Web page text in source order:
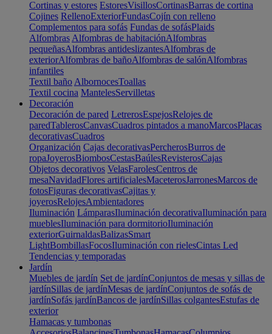
Cortinas y estores EstoresVisillosCortinasBarras de cortina
Cojines RellenoExteriorFundasCojín con relleno
Complementos para sofás Fundas de sofásPlaids
Alfombras Alfombras de habitaciónAlfombras
pequeñasAlfombras antideslizantesAlfombras de
exteriorAlfombras de bañoAlfombras de salónAlfombras
infantiles
Textil baño AlbornocesToallas
Textil cocina MantelesServilletas
Decoración
Decoración de pared LetrerosEspejosRelojes de
paredTablerosCanvasCuadros pintados a manoMarcosPlacas
decorativasCuadros
Organización Cajas decorativasPercherosBurros de
ropaJoyerosBiombosCestasBaúlesRevisterosCajas
Objetos decorativos VelasFarolesCentros de
mesaNavidadFlores artificialesMaceterosJarronesMarcos de
fotosFiguras decorativasCajitas y
joyerosRelojesAmbientadores
Iluminación LámparasIluminación decorativaIluminación para
mueblesIluminación para dormitorioIluminación
exteriorGuirnaldasBalizasSmart
LightBombillasFocosIluminación con rielesCintas Led
Tendencias y temporadas
Jardín
Muebles de jardín Set de jardínConjuntos de mesas y sillas de
jardínSillas de jardínMesas de jardínConjuntos de sofás de
jardínSofás jardínBancos de jardínSillas colgantesEstufas de
exterior
Hamacas y tumbonas